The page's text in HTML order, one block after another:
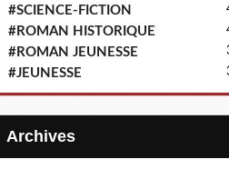
#SCIENCE-FICTION
#ROMAN HISTORIQUE
#ROMAN JEUNESSE
#JEUNESSE
Archives